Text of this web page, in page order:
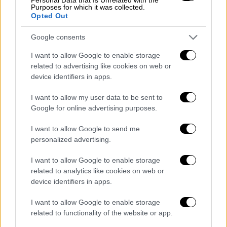
Purposes for which it was collected.
Opted Out
Google consents
I want to allow Google to enable storage
related to advertising like cookies on web or
device identifiers in apps.
I want to allow my user data to be sent to
Google for online advertising purposes.
I want to allow Google to send me
personalized advertising.
I want to allow Google to enable storage
related to analytics like cookies on web or
device identifiers in apps.
I want to allow Google to enable storage
related to functionality of the website or app.
Ζευγάρι με τρία εξαρτώμενα τέκνα:
ευρώ μηνιαίες αγορές,
ενίσχυση
Ζευγάρι με τέσσερα εξαρτώμενα τέκνα:
720 ευρώμηνιαίες αγορές,72 ευρώ
μηναία ενίσχυση
Στα 312 ευρώ η επιδότηση το 6μηνο
για οικογένεια με δύο παιδιά
Με βάση τα ανωτέρω η ενίσχυση ανέρχεται
για τους έξι μήνες σε
οικογένεια μεδύο παιδιά, 192ευρώ
για ένα
ζευγάρι, ενώ μιαπολύτεκνη οικογένεια
τέσσερα τέκνα λαμβάνει
Πώς θα χορηγούνται τα ποσά